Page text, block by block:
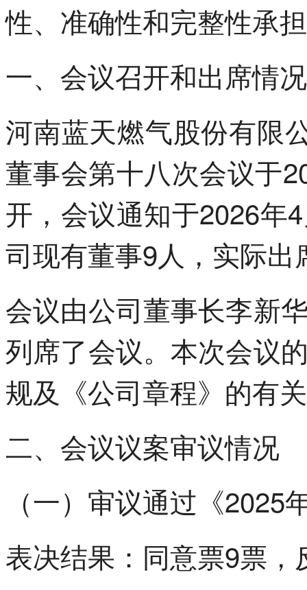
性、准确性和完整性承
一、会议召开和出席情况
河南蓝天燃气股份有限
董事会第十八次会议于
开，会议通知于2026年
司现有董事9人，实际
会议由公司董事长李新
列席了会议。本次会议
规及《公司章程》的有
二、会议议案审议情况
（一）审议通过《
表决结果：同意票9票